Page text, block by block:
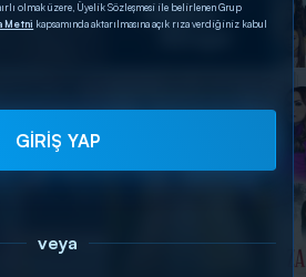
olmak üzere, Üyelik Sözleşmesi ile belirlenen Grup
Metni kapsamında aktarılmasına açık rıza verdiğiniz kabul
GİRİŞ YAP
veya